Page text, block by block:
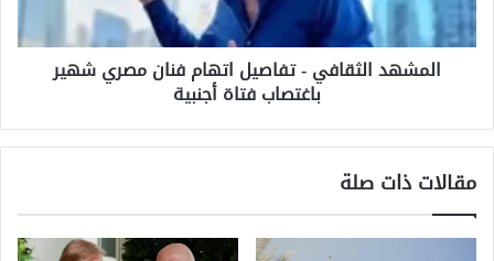
شهير
باغتصاب
المشهد الثقافي - تفاصيل اتهام فنان مصري شهير
باغتصاب فتاة أجنبية
مقالات ذات صلة